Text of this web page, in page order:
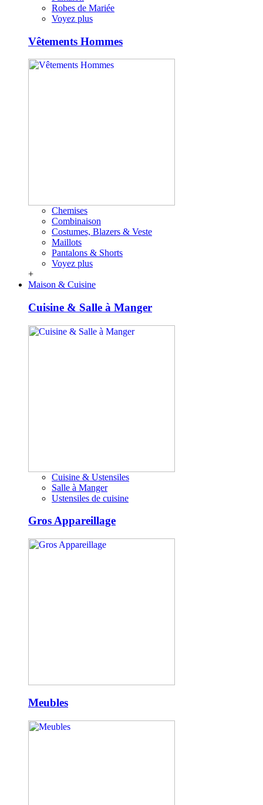
Robes de Mariée
Voyez plus
Vêtements Hommes
Chemises
Combinaison
Costumes, Blazers & Veste
Maillots
Pantalons & Shorts
Voyez plus
+
Maison & Cuisine
Cuisine & Salle à Manger
Cuisine & Ustensiles
Salle à Manger
Ustensiles de cuisine
Gros Appareillage
Meubles